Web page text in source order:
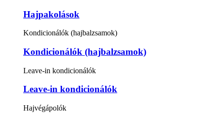
Hajpakolások
Kondicionálók (hajbalzsamok)
Kondicionálók (hajbalzsamok)
Leave-in kondicionálók
Leave-in kondicionálók
Hajvégápolók